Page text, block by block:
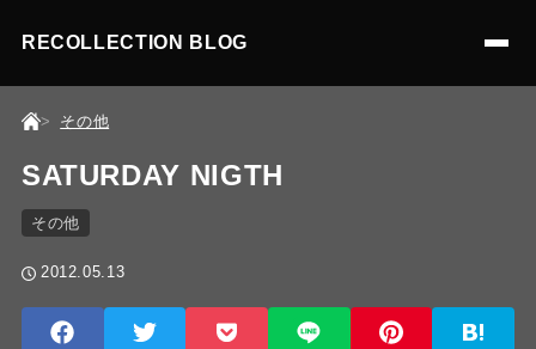
RECOLLECTION BLOG
その他
SATURDAY NIGTH
その他
2012.05.13